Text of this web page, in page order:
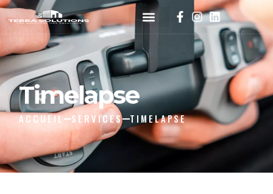
Timelapse
ACCUEIL SERVICES TIMELAPSE